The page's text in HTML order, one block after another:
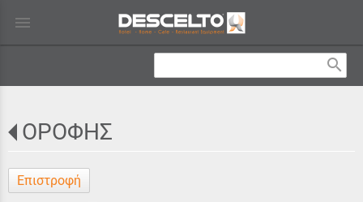
menu
search
ΟΡΟΦΗΣ
Επιστροφή